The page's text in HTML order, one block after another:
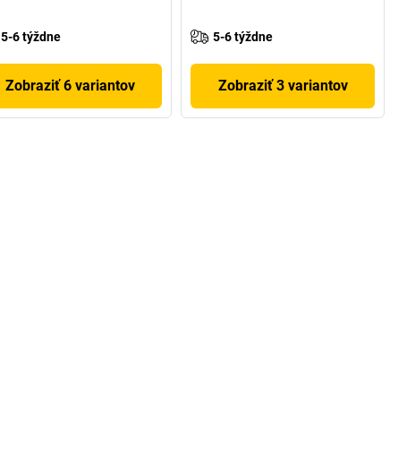
5-6 týždne
Zobraziť 6 variantov
5-6 týždne
Zobraziť 3 variantov